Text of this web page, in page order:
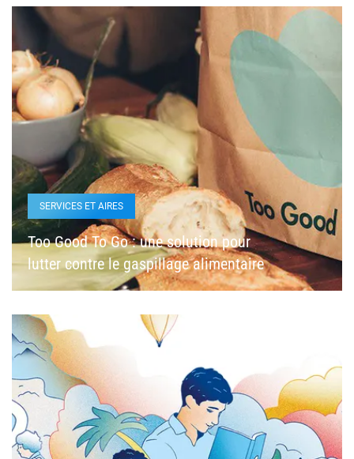
SERVICES ET AIRES
Too Good To Go : une solution pour
lutter contre le gaspillage alimentaire